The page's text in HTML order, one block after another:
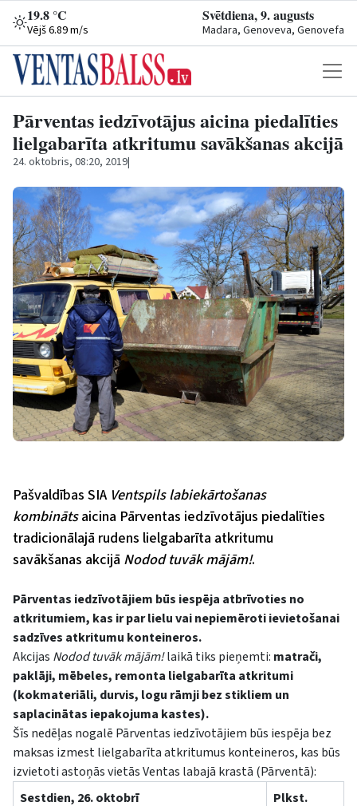
19.8 °C
Vējš 6.89 m/s
Svētdiena, 9. augusts
Madara, Genoveva, Genovefa
Pārventas iedzīvotājus aicina piedalīties
lielgabarīta atkritumu savākšanas akcijā
24. oktobris, 08:20, 2019|
Pašvaldības SIA Ventspils labiekārtošanas
kombinātsaicina Pārventas iedzīvotājus piedalīties
tradicionālajā rudens lielgabarīta atkritumu
savākšanas akcijā Nodod tuvāk mājām!.
Pārventas iedzīvotājiem būs iespēja atbrīvoties no
atkritumiem, kas ir par lielu vai nepiemēroti ievietošanai
sadzīves atkritumu konteineros.
Akcijas Nodod tuvāk mājām!laikā tiks pieņemti: matrači,
paklāji, mēbeles, remonta lielgabarīta atkritumi
(kokmateriāli, durvis, logu rāmji bez stikliem un
saplacinātas iepakojuma kastes).
Šīs nedēļas nogalē Pārventas iedzīvotājiem būs iespēja bez
maksas izmest lielgabarīta atkritumus konteineros, kas būs
izvietoti astoņās vietās Ventas labajā krastā (Pārventā):
Sestdien, 26. oktobrī
Plkst.